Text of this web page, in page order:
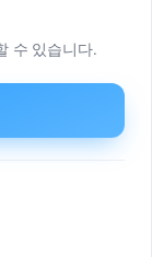
수 있습니다.